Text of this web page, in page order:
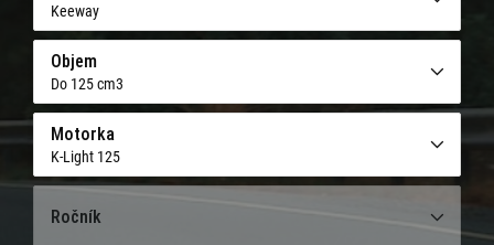
Keeway
Objem
Do 125 cm3
Motorka
K-Light 125
Ročník